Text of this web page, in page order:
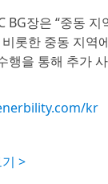
BG장은 “중동
롯한 중동 지
행을 통해 추가
kr
>